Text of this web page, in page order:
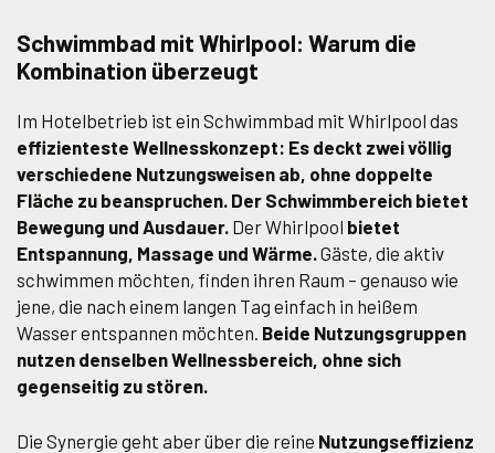
Schwimmbad mit Whirlpool: Warum die
Kombination überzeugt
Im Hotelbetrieb ist ein Schwimmbad mit Whirlpool das
effizienteste Wellnesskonzept: Es deckt zwei völlig
verschiedene Nutzungsweisen ab, ohne doppelte
Fläche zu beanspruchen. Der Schwimmbereich bietet
Bewegung und Ausdauer. Der Whirlpool bietet
Entspannung, Massage und Wärme.Gäste, die aktiv
schwimmen möchten, finden ihren Raum – genauso wie
jene, die nach einem langen Tag einfach in heißem
Wasser entspannen möchten. Beide Nutzungsgruppen
nutzen denselben Wellnessbereich, ohne sich
gegenseitig zu stören.
Die Synergie geht aber über die reine Nutzungseffizienz